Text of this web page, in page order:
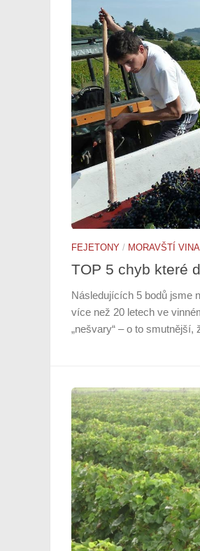
FEJETONY / MORAVŠTÍ
TOP 5 chyb které
Následujících 5 bodů jsme
více než 20 letech ve
„nešvary“ – o to